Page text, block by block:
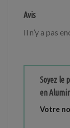
Avis
Il n’y a pas
Soyez le
en
Votre